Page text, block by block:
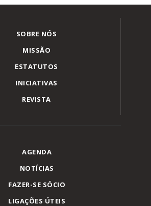
SOBRE NÓS
MISSÃO
ESTATUTOS
INICIATIVAS
REVISTA
AGENDA
NOTÍCIAS
FAZER-SE SÓCIO
LIGAÇÕES ÚTEIS